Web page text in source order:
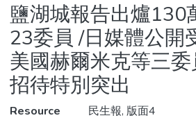
Statistics
鹽湖城報告出爐130
23委員 /日媒體公開
美國赫爾米克等三
招待特別突出
Resource
民生報, 版面4